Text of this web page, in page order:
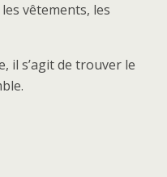
vêtements, les
il s’agit de trouver le